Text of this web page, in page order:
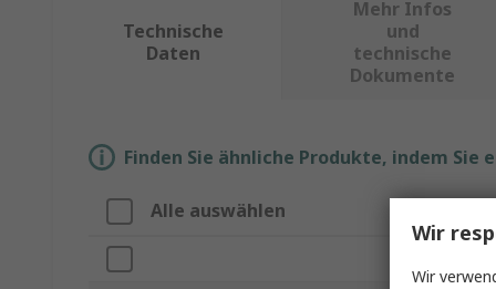
Technische
Daten
Mehr Infos
und
technische
Dokumente
Finden Sie ähnliche Produkte, indem
Alle auswählen
Wir
Wir